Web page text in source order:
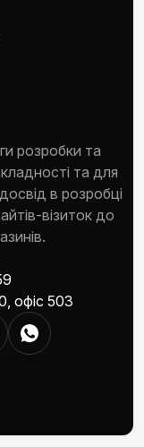
розробки та
та для
в розробці
візиток до
офіс 503